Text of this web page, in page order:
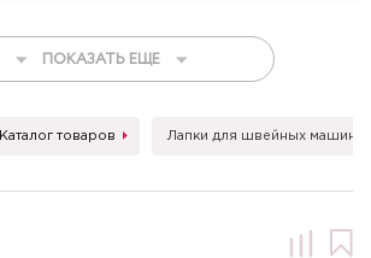
ПОКАЗАТЬ ЕЩЕ
Каталог товаров Лапки для швейных машин